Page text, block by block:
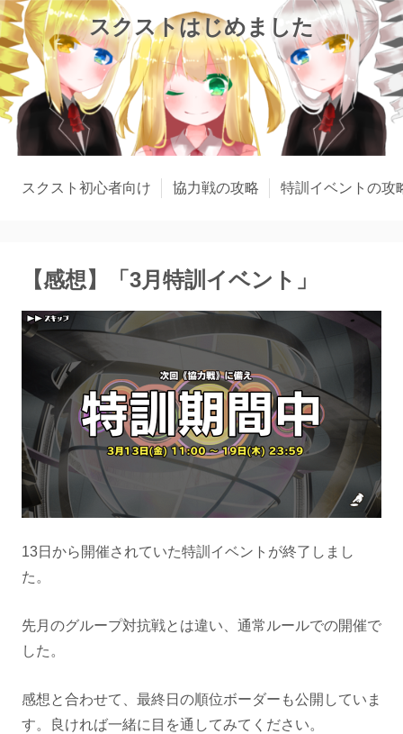
スクストはじめました
スクスト初心者向け 協力戦の攻略 特訓イベントの攻
【感想】「3月特訓イベント」
13日から開催されていた特訓イベントが終了しまし
た。
先月のグループ対抗戦とは違い、通常ルールでの開催で
した。
感想と合わせて、最終日の順位ボーダーも公開していま
す。良ければ一緒に目を通してみてください。